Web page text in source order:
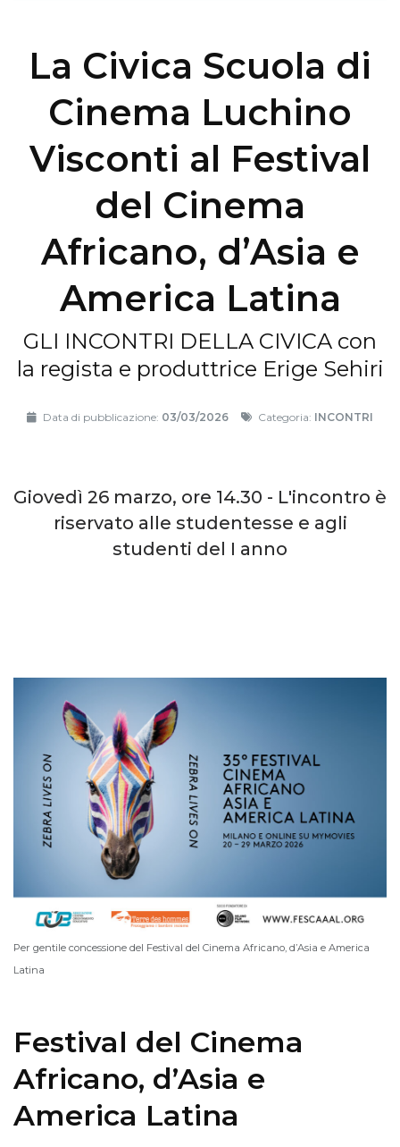
La Civica Scuola di
Cinema Luchino
Visconti al Festival
del Cinema
Africano, d’Asia e
America Latina
GLI INCONTRI DELLA CIVICA con
la regista e produttrice Erige Sehiri
Data di pubblicazione: 03/03/2026 Categoria: INCONTRI
Giovedì 26 marzo, ore 14.30 - L'incontro è
riservato alle studentesse e agli
studenti del I anno
Per gentile concessione del Festival del Cinema Africano, d’Asia e America
Latina
Festival del Cinema
Africano, d’Asia e
America Latina